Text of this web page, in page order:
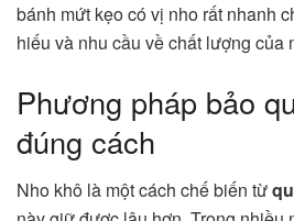
bánh mứt kẹo có vị nho rất nhanh
hiếu và nhu cầu về chất lượng của
Phương pháp bảo
đúng cách
Nho khô là một cách chế biến từ